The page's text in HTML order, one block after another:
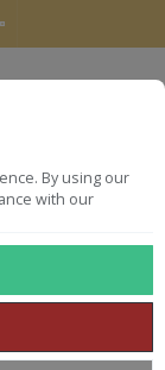
By using our
with our